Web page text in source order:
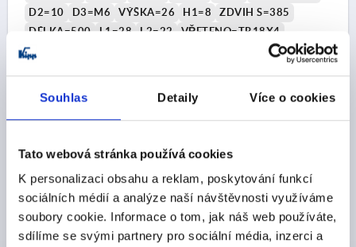
Souhlas Detaily Více o cookies
Tato webová stránka používá cookies
K personalizaci obsahu a reklam, poskytování funkcí
sociálních médií a analýze naší návštěvnosti využíváme
soubory cookie. Informace o tom, jak náš web používáte,
sdílíme se svými partnery pro sociální média, inzerci a
D2=10
D3=M6 VÝŠKA=26 H1=8
ZDVIH S=385
DÉLKA=500
L1=28 L2=22
VŘETENO=TR18X4
TYP EV=40
Objednací číslo:K2355.040X500
DETAILY
K2355